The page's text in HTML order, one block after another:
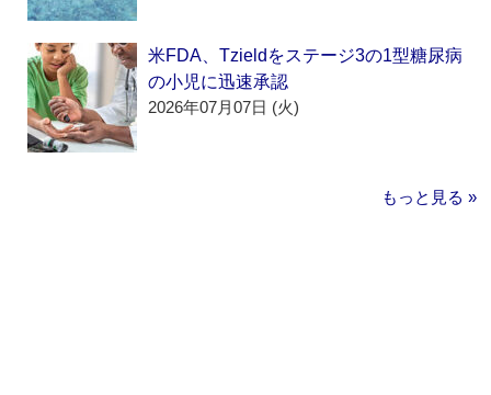
米FDA、Tzieldをステージ3の1型糖尿病
の小児に迅速承認
2026年07月07日 (火)
もっと見る »